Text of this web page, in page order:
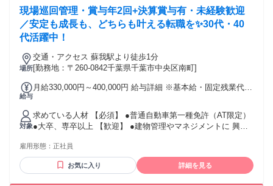
（勤怠や清潔感など）ができない方
現場巡回管理・賞与年2回+決算賞与有・未経験歓迎
／安定も成長も、どちらも叶える転職を✨30代・40
代活躍中！
場所
交通・アクセス 蘇我駅より徒歩1分
[勤務地：〒260-0842千葉県千葉市中央区南町]
給与
月給330,000円～400,000円 給与詳細 ※基本給・固定残業代の
あり 1ヶ月あたり7万6000円 〜 9万2000円（固定残業時間：1
ヶ月あたり40時間） 固定残業時間を超えた勤務時間について
は別途残業代を支給する 【一律手当】 全員に一律で支払われ
る通勤・皆勤・家族手当金額：なし 全員に一律で支払われる
ンセンティブは新規契約獲得に応じて支給 平均で1～4件程度
で獲得しています
対象
求めている人材 【必須】 ●普通自動車第一種免許（AT限定）
●大卒、専卒以上 【歓迎】 ●建物管理やマネジメントに 興味
タート！ 前職は営業・サービス・飲食など様々！ まずは基礎
を学び、その後実践を通じて 知識を身につけていきましょ
雇用形態： 正社員
お気に入り 詳細を見る